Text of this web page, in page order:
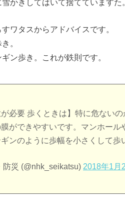
かきしてはいて捨てていますた。
ワタスからアドバイスです。
。
ン歩き。これが鉄則です。
が必要 歩くときは】特に危ない
ができやすいです。マンホー
ンのように歩幅を小さくして歩
災 (@nhk_seikatsu) 2018年1月